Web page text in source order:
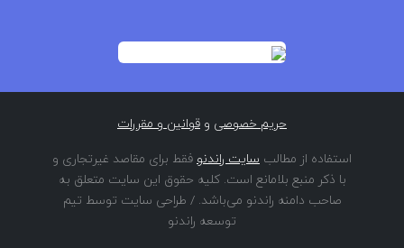
حریم خصوصی و قوانین و مقررات
استفاده از مطالب سایت راندنو فقط برای مقاصد غیرتجاری و
با ذکر منبع بلامانع است. کلیه حقوق این سایت متعلق به
صاحب دامنه راندنو می‌باشد. / طراحی سایت توسط تیم
توسعه راندنو